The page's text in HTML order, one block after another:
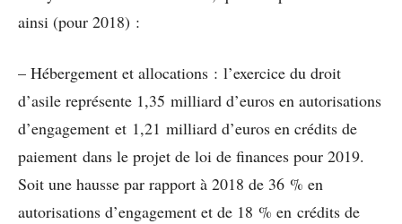
ainsi (pour 2018) :
– Hébergement et allocations : l’exercice du droit
d’asile représente 1,35 milliard d’euros en autorisations
d’engagement et 1,21 milliard d’euros en crédits de
paiement dans le projet de loi de finances pour 2019.
Soit une hausse par rapport à 2018 de 36 % en
autorisations d’engagement et de 18 % en crédits de